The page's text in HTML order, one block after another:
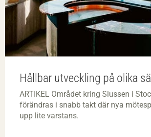
Hållbar utveckling på olika
ARTIKEL Området kring Slussen i
förändras i snabb takt där nya
upp lite varstans.